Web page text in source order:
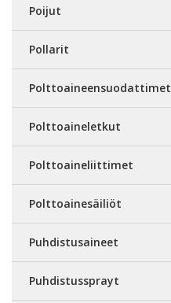
Poijut
Pollarit
Polttoaineensuodattimet
Polttoaineletkut
Polttoaineliittimet
Polttoainesäiliöt
Puhdistusaineet
Puhdistussprayt